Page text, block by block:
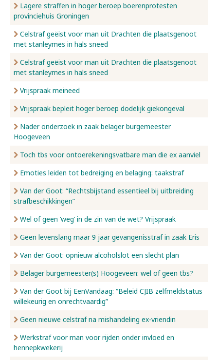
Lagere straffen in hoger beroep boerenprotesten
provinciehuis Groningen
Celstraf geëist voor man uit Drachten die plaatsgenoot
met stanleymes in hals sneed
Celstraf geëist voor man uit Drachten die plaatsgenoot
met stanleymes in hals sneed
Vrijspraak meineed
Vrijspraak bepleit hoger beroep dodelijk giekongeval
Nader onderzoek in zaak belager burgemeester
Hoogeveen
Toch tbs voor ontoerekeningsvatbare man die ex aanviel
Emoties leiden tot bedreiging en belaging: taakstraf
Van der Goot: “Rechtsbijstand essentieel bij uitbreiding
strafbeschikkingen”
Wel of geen ‘weg’ in de zin van de wet? Vrijspraak
Geen levenslang maar 9 jaar gevangenisstraf in zaak Eris
Van der Goot: opnieuw alcoholslot een slecht plan
Belager burgemeester(s) Hoogeveen: wel of geen tbs?
Van der Goot bij EenVandaag: “Beleid CJIB zelfmeldstatus
willekeurig en onrechtvaardig”
Geen nieuwe celstraf na mishandeling ex-vriendin
Werkstraf voor man voor rijden onder invloed en
hennepkwekerij